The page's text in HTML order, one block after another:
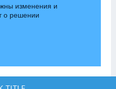
изменения и
о решении